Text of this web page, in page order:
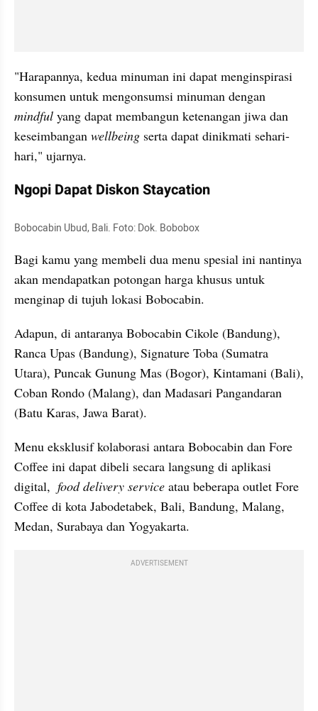
"Harapannya, kedua minuman ini dapat menginspirasi
mindful yang dapat membangun ketenangan jiwa dan
keseimbangan wellbeing serta dapat dinikmati sehari-
hari," ujarnya.
Ngopi Dapat Diskon Staycation
Bobocabin Ubud, Bali. Foto: Dok. Bobobox
Bagi kamu yang membeli dua menu spesial ini nantinya
akan mendapatkan potongan harga khusus untuk
menginap di tujuh lokasi Bobocabin.
Adapun, di antaranya Bobocabin Cikole (Bandung),
Ranca Upas (Bandung), Signature Toba (Sumatra
Utara), Puncak Gunung Mas (Bogor), Kintamani (Bali),
Coban Rondo (Malang), dan Madasari Pangandaran
(Batu Karas, Jawa Barat).
Menu eksklusif kolaborasi antara Bobocabin dan Fore
Coffee ini dapat dibeli secara langsung di aplikasi
digital, food delivery service atau beberapa outlet Fore
Coffee di kota Jabodetabek, Bali, Bandung, Malang,
Medan, Surabaya dan Yogyakarta.
ADVERTISEMENT